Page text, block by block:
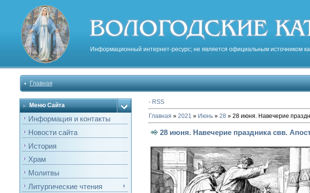
Информационный интернет-ресурс; не является официальным источником
Главная
Меню Сайта
Информация и контакты
Новости сайта
История
Храм
Молитвы
Литургические чтения
· RSS
Главная » 2021 » Июнь » 28 » 28 июня. Навечерие
28 июня. Навечерие праздника свв.